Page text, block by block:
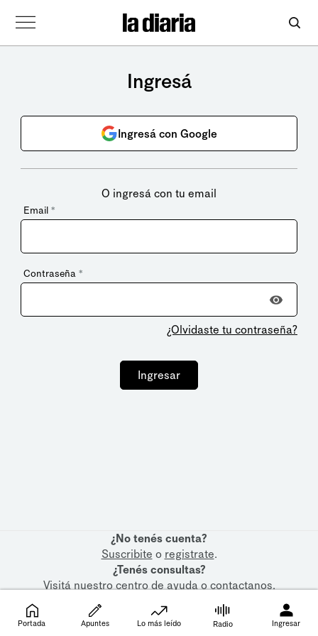
Ingresá
Ingresá con Google
O ingresá con tu email
Email *
Contraseña *
¿Olvidaste tu contraseña?
Ingresar
¿No tenés cuenta?
Suscribite o registrate.
¿Tenés consultas?
Visitá nuestrocentro de ayudaocontactanos.
Portada Apuntes Lo más leído Radio Ingresar